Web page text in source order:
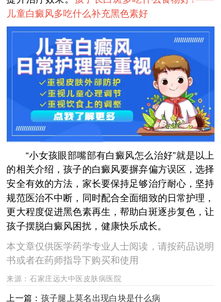
儿童白癜风多吃什么补充黑色素好
“小女孩眼部嘴部有白癜风怎么治好”就是以上
的相关介绍，孩子的白癜风要摒弃偏方误区，选择
安全有效的方法，家长要保持足够治疗耐心，坚持
规范医治不中断，同时配合全面细致的日常护理，
更大程度促进黑色素再生，帮助白斑逐步复色，让
孩子摆脱白癜风困扰，健康快乐成长。
本文章仅供医学药学专业人士阅读，请按药品说明
书或者在药师指导下购买和使用
来源：石家庄远大中医皮肤病医院
上一篇： 孩子腿上莫名出现白块是什么病